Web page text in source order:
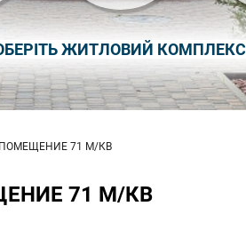
ЖИТЛОВИЙ КОМПЛЕКС
71 М/КВ
71 М/КВ